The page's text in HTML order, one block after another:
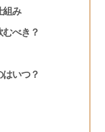
組み
べき？
いつ？